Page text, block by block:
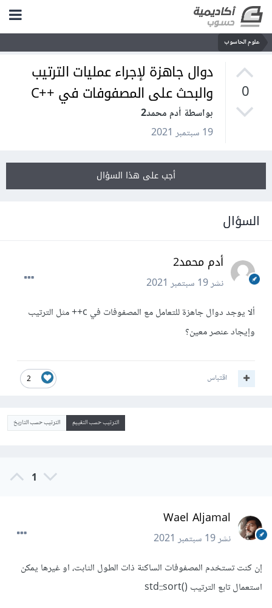
علوم الحاسوب
0
دوال جاهزة لإجراء عمليات الترتيب
والبحث على المصفوفات في ++C
بواسطة أدم محمد2
19 سبتمبر 2021
أجب على هذا السؤال
السؤال
أدم محمد2
نشر19 سبتمبر 2021
ألا يوجد دوال جاهزة للتعامل مع المصفوفات في c++ مثل الترتيب
وإيجاد عنصر معين؟
2 اقتباس
الترتيب حسب التقييم الترتيب حسب التاريخ
1
Wael Aljamal
نشر19 سبتمبر 2021
إن كنت تستخدم المصفوفات الساكنة ذات الطول الثابت، او غيرها يمكن
استعمال تابع الترتيب ()std::sort